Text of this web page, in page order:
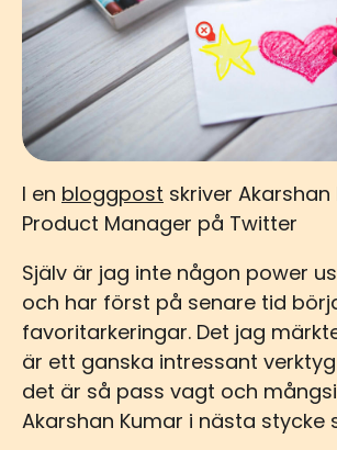
I en bloggpost skriver Akarshan
Product Manager på Twitter
Själv är jag inte någon power
och har först på senare tid
favoritarkeringar. Det jag
är ett ganska intressant
det är så pass vagt och
Akarshan Kumar i nästa stycke